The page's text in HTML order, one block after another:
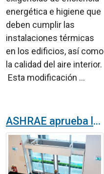
energética e higiene que
deben cumplir las
instalaciones térmicas
en los edificios, así como
la calidad del aire interior.
Esta modificación ...
ASHRAE aprueba las cortinas de aire como una alternativa válida a los vestíbulos en las entradas de los locales comerciales